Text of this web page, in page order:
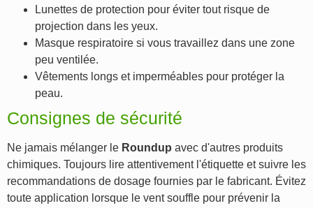
Lunettes de protection pour éviter tout risque de
projection dans les yeux.
Masque respiratoire si vous travaillez dans une zone
peu ventilée.
Vêtements longs et imperméables pour protéger la
peau.
Consignes de sécurité
Ne jamais mélanger le Roundup avec d'autres produits
chimiques. Toujours lire attentivement l'étiquette et suivre les
recommandations de dosage fournies par le fabricant. Évitez
toute application lorsque le vent souffle pour prévenir la